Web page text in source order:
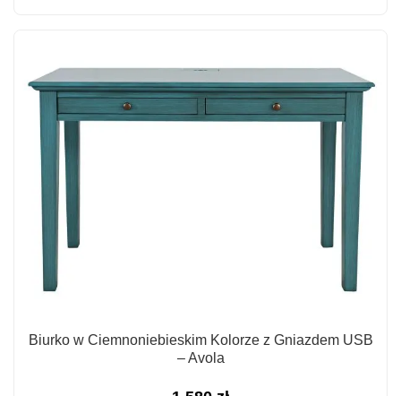
Biurko w Ciemnoniebieskim Kolorze z Gniazdem USB
– Avola